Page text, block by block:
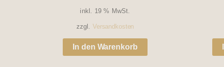
inkl. 19 % MwSt.
zzgl. Versandkosten
In den Warenkorb